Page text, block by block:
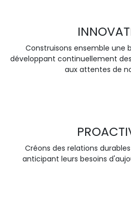
Construisons ensemble une
développant continuellement
aux attentes de
Créons des relations
anticipant leurs besoins